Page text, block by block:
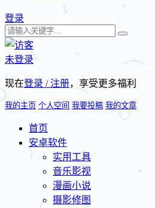
登录
未登录
现在登录 / 注册，享受更多福利
我的主页 个人空间 我要投稿 我的文章
首页
安卓软件
实用工具
音乐影视
漫画小说
摄影修图